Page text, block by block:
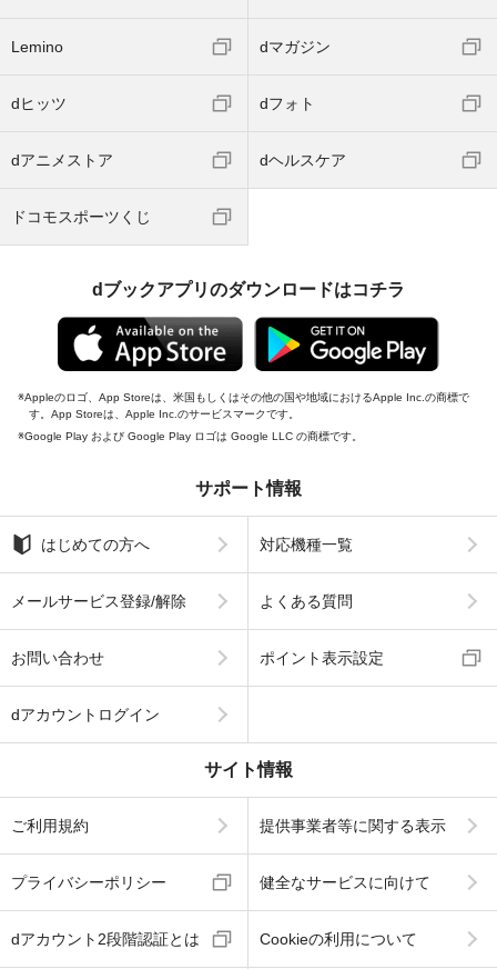
Lemino dマガジン
dヒッツ dフォト
dアニメストア dヘルスケア
ドコモスポーツくじ
dブックアプリのダウンロードはコチラ
Appleのロゴ、App Storeは、米国もしくはその他の国や地域におけるApple Inc.の商標で
す。App Storeは、Apple Inc.のサービスマークです。
Google Play および Google Play ロゴは Google LLC の商標です。
サポート情報
はじめての方へ 対応機種一覧
メールサービス登録/解除 よくある質問
お問い合わせ ポイント表示設定
dアカウントログイン
サイト情報
ご利用規約 提供事業者等に関する表示
プライバシーポリシー 健全なサービスに向けて
dアカウント2段階認証とは Cookieの利用について